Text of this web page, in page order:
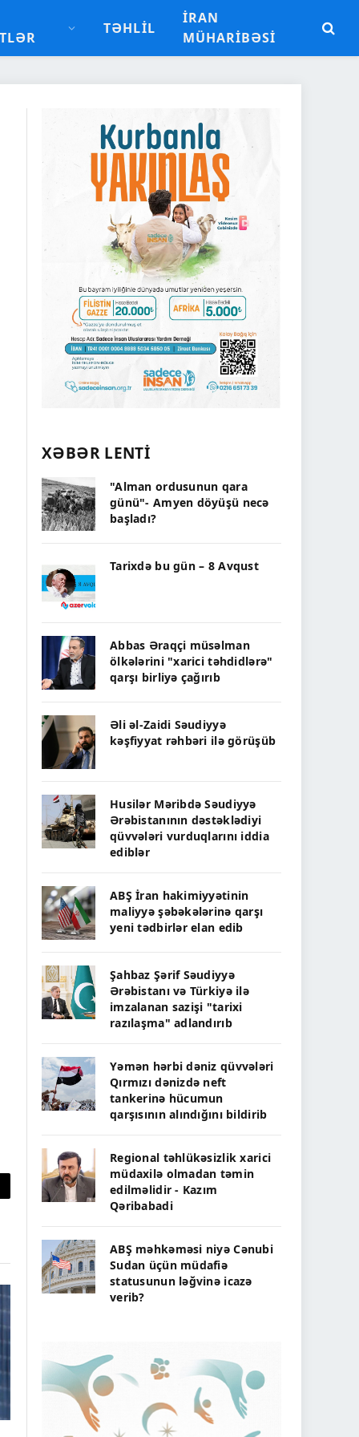
TƏHLIL
İRAN
MÜHARIBƏSI
XƏBƏR LENTİ
"Alman ordusunun qara
günü"- Amyen döyüşü necə
başladı?
Tarixdə bu gün – 8 Avqust
Abbas Əraqçi müsəlman
ölkələrini "xarici təhdidlərə"
qarşı birliyə çağırıb
Əli əl-Zaidi Səudiyyə
kəşfiyyat rəhbəri ilə görüşüb
Husilər Məribdə Səudiyyə
Ərəbistanının dəstəklədiyi
qüvvələri vurduqlarını iddia
ediblər
ABŞ İran hakimiyyətinin
maliyyə şəbəkələrinə qarşı
yeni tədbirlər elan edib
Şahbaz Şərif Səudiyyə
Ərəbistanı və Türkiyə ilə
imzalanan sazişi "tarixi
razılaşma" adlandırıb
Yəmən hərbi dəniz qüvvələri
Qırmızı dənizdə neft
tankerinə hücumun
qarşısının alındığını bildirib
Regional təhlükəsizlik xarici
müdaxilə olmadan təmin
edilməlidir - Kazım
Qəribabadi
ABŞ məhkəməsi niyə Cənubi
Sudan üçün müdafiə
statusunun ləğvinə icazə
verib?